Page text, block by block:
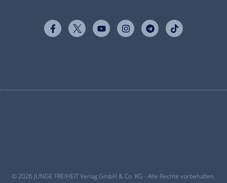
© 2026 JUNGE FREIHEIT Verlag GmbH & Co. KG - Alle Rechte vorbehalten.